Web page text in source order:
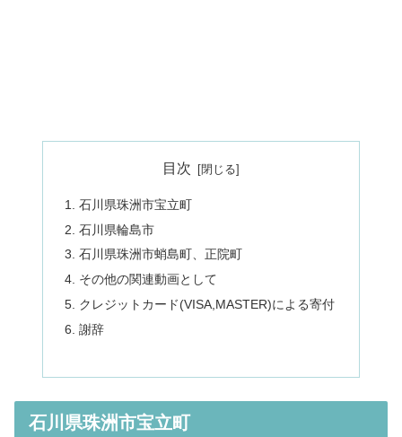
目次
石川県珠洲市宝立町
石川県輪島市
石川県珠洲市蛸島町、正院町
その他の関連動画として
クレジットカード(VISA,MASTER)による寄付
謝辞
石川県珠洲市宝立町